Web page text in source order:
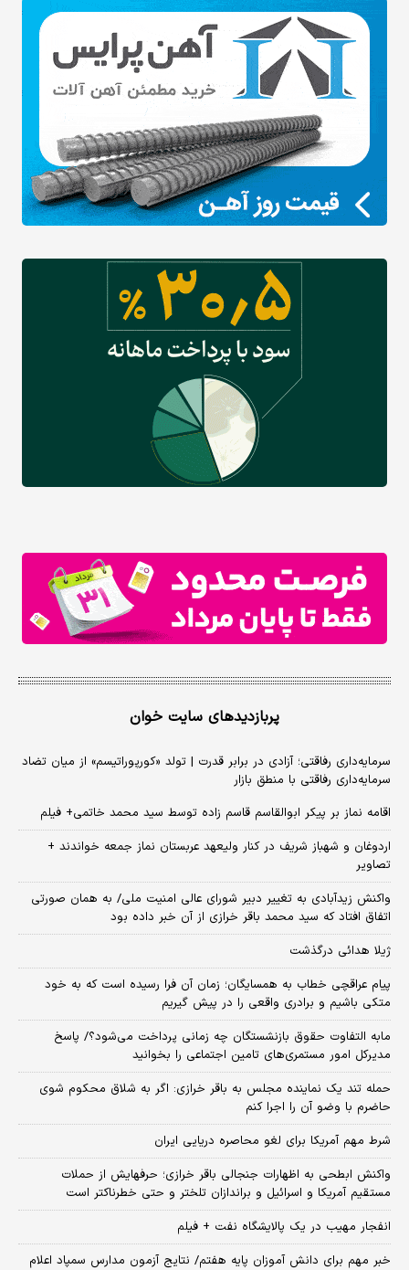
پربازدیدهای سایت خوان
سرمایه‌داری رفاقتی؛ آزادی در برابر قدرت | تولد «کورپوراتیسم» از میان تضاد
سرمایه‌داری رفاقتی با منطق بازار
اقامه نماز بر پیکر ابوالقاسم قاسم زاده توسط سید محمد خاتمی+ فیلم
اردوغان و شهباز شریف در کنار ولیعهد عربستان نماز جمعه خواندند +
تصاویر
واکنش زیدآبادی به تغییر دبیر شورای عالی امنیت ملی/ به همان صورتی
اتفاق افتاد که سید محمد باقر خرازی از آن خبر داده بود
ژیلا هدائی درگذشت
پیام عراقچی خطاب به همسایگان؛ زمان آن فرا رسیده است که به خود
متکی باشیم و برادری واقعی را در پیش گیریم
مابه التفاوت حقوق بازنشستگان چه زمانی پرداخت می‌شود؟/ پاسخ
مدیرکل امور مستمری‌های تامین اجتماعی را بخوانید
حمله تند یک نماینده مجلس به باقر خرازی: اگر به شلاق محکوم شوی
حاضرم با وضو آن را اجرا کنم
شرط مهم آمریکا برای لغو محاصره دریایی ایران
واکنش ابطحی به اظهارات جنجالی باقر خرازی؛ حرفهایش از حملات
مستقیم آمریکا و اسرائیل و براندازان تلختر و حتی خطرناکتر است
انفجار مهیب در یک پالایشگاه نفت + فیلم
خبر مهم برای دانش آموزان پایه هفتم/ نتایج آزمون مدارس سمپاد اعلام